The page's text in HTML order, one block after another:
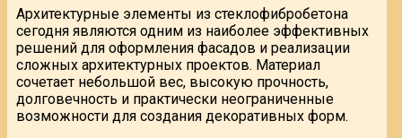
Архитектурные элементы из стеклофибробетона
сегодня являются одним из наиболее эффективных
решений для оформления фасадов и реализации
сложных архитектурных проектов. Материал
сочетает небольшой вес, высокую прочность,
долговечность и практически неограниченные
возможности для создания декоративных форм.